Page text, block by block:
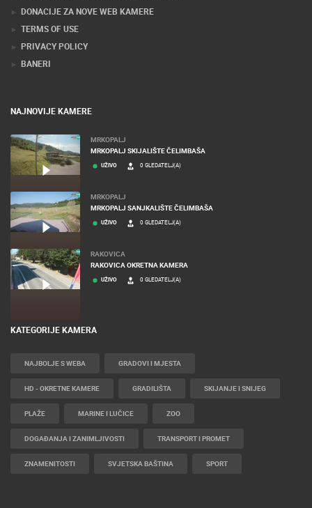
DONACIJE ZA NOVE WEB KAMERE
TERMS OF USE
PRIVACY POLICY
BANERI
NAJNOVIJE KAMERE
MRKOPALJ
MRKOPALJ SKIJALIŠTE ČELIMBAŠA
UŽIVO 0 GLEDATELJ(A)
MRKOPALJ
MRKOPALJ SANJKALIŠTE ČELIMBAŠA
UŽIVO 0 GLEDATELJ(A)
RAKOVICA
RAKOVICA OKRETNA KAMERA
UŽIVO 0 GLEDATELJ(A)
KATEGORIJE KAMERA
NAJBOLJE S WEBA GRADOVI I MJESTA
HD - OKRETNE KAMERE GRADILIŠTA SKIJANJE I SNIJEG
PLAŽE MARINE I LUČICE ZOO
DOGAĐANJA I ZANIMLJIVOSTI TRANSPORT I PROMET
ZNAMENITOSTI SVJETSKA BAŠTINA SPORT